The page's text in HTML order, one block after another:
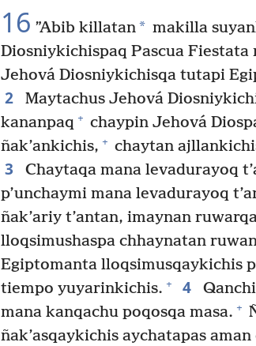
16 ”Abib killatan* makilla
Diosniykichispaq Pascua Fiestata
Jehová Diosniykichisqa tutapi
2
Maytachus Jehová
kananpaq + chaypin Jehová
ñak’ankichis, + chaytan
3 Chaytaqa mana levadurayoq
p’unchaymi mana levadurayoq
ñak’ariy t’antan, imaynan
lloqsimushaspa chhaynatan
Egiptomanta lloqsimusqaykichis
tiempo yuyarinkichis. + 4
mana kanqachu poqosqa masa. +
ñak’asqaykichis aychatapas